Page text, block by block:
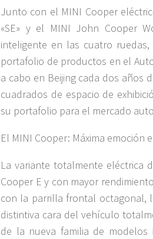
Junto con el MINI Cooper
«SE» y el MINI John Cooper
inteligente en las cuatro
portafolio de productos en el
a cabo en Beijing cada dos años
cuadrados de espacio de
su portafolio para el mercado
El MINI Cooper: Máxima emoción
La variante totalmente eléctrica
Cooper E y con mayor
con la parrilla frontal octagonal,
distintiva cara del vehículo
de la nueva familia de modelos